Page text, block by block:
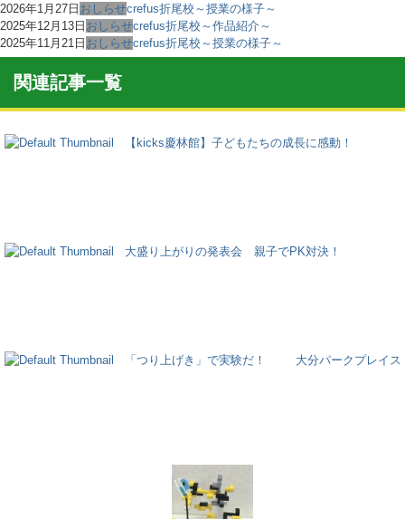
2026年1月27日 おしらせcrefus折尾校～授業の様子～
2025年12月13日 おしらせcrefus折尾校～作品紹介～
2025年11月21日 おしらせcrefus折尾校～授業の様子～
関連記事一覧
【kicks慶林館】子どもたちの成長に感動！
大盛り上がりの発表会 親子でPK対決！
「つり上げき」で実験だ！ 大分パークプレイス